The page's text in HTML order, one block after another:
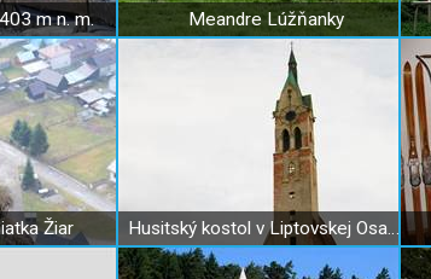
m n. m. Meandre Lúžňanky
Žiar Husitský kostol v Liptovskej Osade